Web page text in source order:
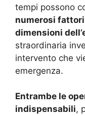
tempi possono
numerosi
dimensioni
straordinaria
intervento che
emergenza.
Entrambe le
indispensabili,